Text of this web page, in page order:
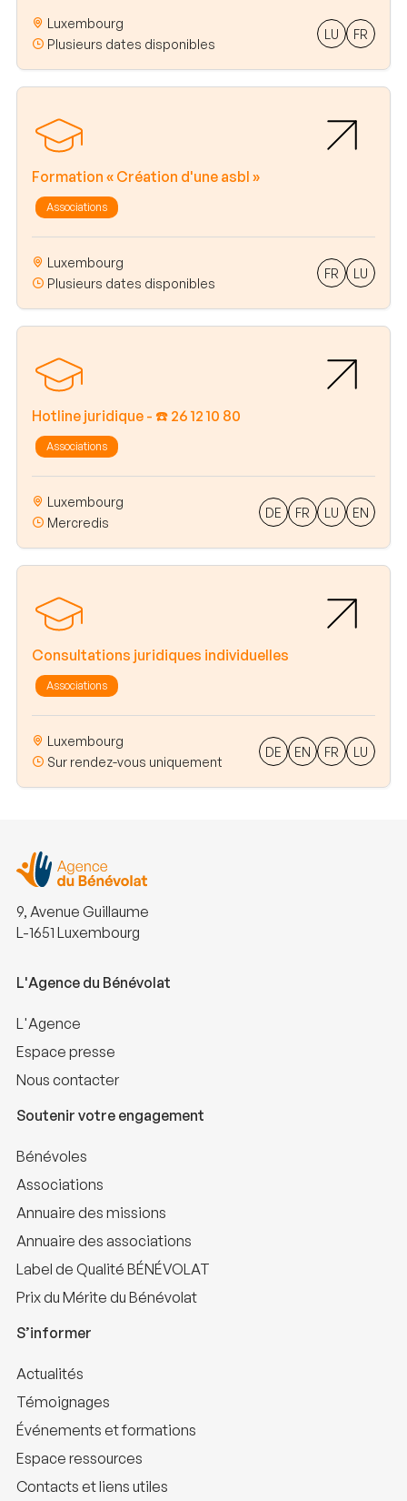
Luxembourg
Plusieurs dates disponibles
LU FR
Formation « Création d'une asbl »
Associations
Luxembourg
Plusieurs dates disponibles
FR LU
Hotline juridique - ☎️ 26 12 10 80
Associations
Luxembourg
Mercredis
DE FR LU EN
Consultations juridiques individuelles
Associations
Luxembourg
Sur rendez-vous uniquement
DE EN FR LU
9, Avenue Guillaume
L-1651 Luxembourg
L'Agence du Bénévolat
L'Agence
Espace presse
Nous contacter
Soutenir votre engagement
Bénévoles
Associations
Annuaire des missions
Annuaire des associations
Label de Qualité BÉNÉVOLAT
Prix du Mérite du Bénévolat
S’informer
Actualités
Témoignages
Événements et formations
Espace ressources
Contacts et liens utiles